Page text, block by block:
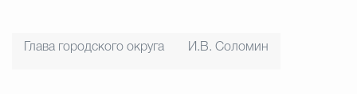
Глава городского округа И.В. Соломин